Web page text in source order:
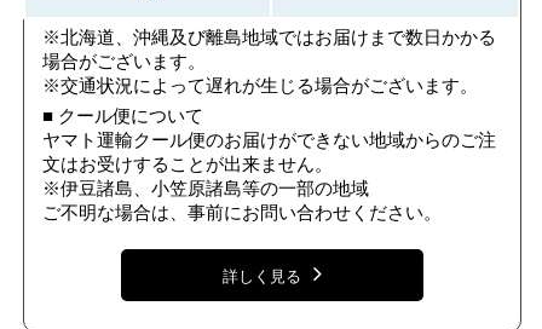
※北海道、沖縄及び離島地域ではお届けまで数日かかる
場合がございます。
※交通状況によって遅れが生じる場合がございます。
■ クール便について
ヤマト運輸クール便のお届けができない地域からのご注
文はお受けすることが出来ません。
※伊豆諸島、小笠原諸島等の一部の地域
ご不明な場合は、事前にお問い合わせください。
詳しく見る